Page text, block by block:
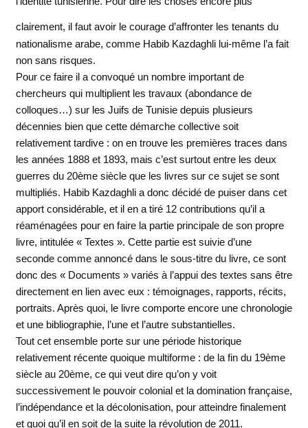
clairement, il faut avoir le courage d’affronter les tenants du
nationalisme arabe, comme Habib Kazdaghli lui-même l’a fait
non sans risques.
Pour ce faire il a convoqué un nombre important de
chercheurs qui multiplient les travaux (abondance de
colloques…) sur les Juifs de Tunisie depuis plusieurs
décennies bien que cette démarche collective soit
relativement tardive : on en trouve les premières traces dans
les années 1888 et 1893, mais c’est surtout entre les deux
guerres du 20ème siècle que les livres sur ce sujet se sont
multipliés. Habib Kazdaghli a donc décidé de puiser dans cet
apport considérable, et il en a tiré 12 contributions qu’il a
réaménagées pour en faire la partie principale de son propre
livre, intitulée « Textes ». Cette partie est suivie d’une
seconde comme annoncé dans le sous-titre du livre, ce sont
donc des « Documents » variés à l’appui des textes sans être
directement en lien avec eux : témoignages, rapports, récits,
portraits. Après quoi, le livre comporte encore une chronologie
et une bibliographie, l’une et l’autre substantielles.
Tout cet ensemble porte sur une période historique
relativement récente quoique multiforme : de la fin du 19ème
siècle au 20ème, ce qui veut dire qu’on y voit
successivement le pouvoir colonial et la domination française,
l’indépendance et la décolonisation, pour atteindre finalement
et quoi qu’il en soit de la suite la révolution de 2011.